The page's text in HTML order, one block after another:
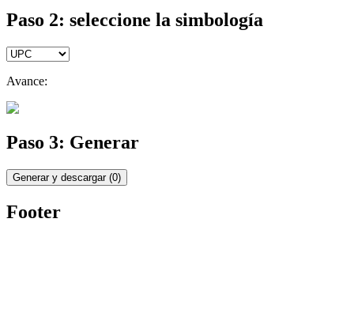
Paso 2: seleccione la simbología
Avance:
Paso 3: Generar
Generar y descargar(0)
Footer